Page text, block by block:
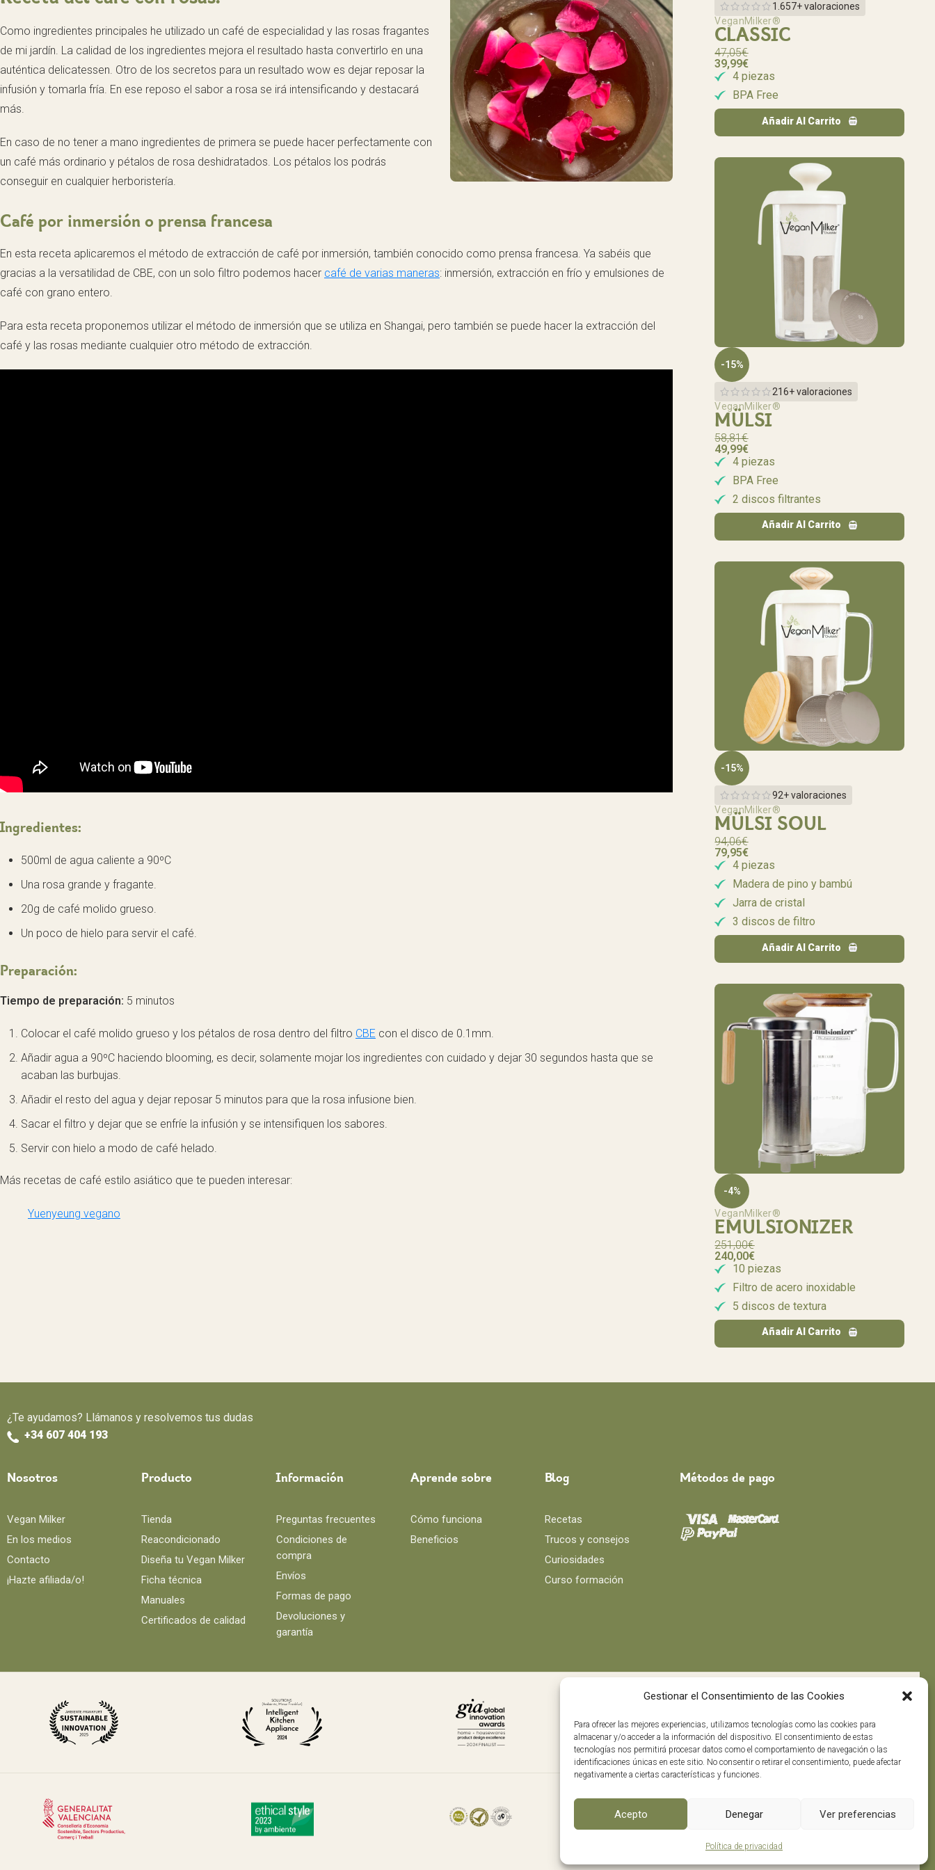
Gestionar el Consentimiento de las Cookies
Para ofrecer las mejores experiencias, utilizamos tecnologías como las cookies para
almacenar y/o acceder a la información del dispositivo. El consentimiento de estas
tecnologías nos permitirá procesar datos como el comportamiento de navegación o las
identificaciones únicas en este sitio. No consentir o retirar el consentimiento, puede afectar
negativamente a ciertas características y funciones.
Acepto Denegar Ver preferencias
Política de privacidad
Como ingredientes principales he utilizado un café de especialidad y las rosas fragantes
de mi jardín. La calidad de los ingredientes mejora el resultado hasta convertirlo en una
auténtica delicatessen. Otro de los secretos para un resultado wow es dejar reposar la
infusión y tomarla fría. En ese reposo el sabor a rosa se irá intensificando y destacará
más.
En caso de no tener a mano ingredientes de primera se puede hacer perfectamente con
un café más ordinario y pétalos de rosa deshidratados. Los pétalos los podrás
conseguir en cualquier herboristería.
Café por inmersión o prensa francesa
En esta receta aplicaremos el método de extracción de café por inmersión, también conocido como prensa francesa. Ya sabéis que
gracias a la versatilidad de CBE, con un solo filtro podemos hacer café de varias maneras: inmersión, extracción en frío y emulsiones de
café con grano entero.
Para esta receta proponemos utilizar el método de inmersión que se utiliza en Shangai, pero también se puede hacer la extracción del
café y las rosas mediante cualquier otro método de extracción.
Ingredientes:
500ml de agua caliente a 90ºC
Una rosa grande y fragante.
20g de café molido grueso.
Un poco de hielo para servir el café.
Preparación:
Tiempo de preparación: 5 minutos
Colocar el café molido grueso y los pétalos de rosa dentro del filtro CBE con el disco de 0.1mm.
Añadir agua a 90ºC haciendo blooming, es decir, solamente mojar los ingredientes con cuidado y dejar 30 segundos hasta que se
acaban las burbujas.
Añadir el resto del agua y dejar reposar 5 minutos para que la rosa infusione bien.
Sacar el filtro y dejar que se enfríe la infusión y se intensifiquen los sabores.
Servir con hielo a modo de café helado.
Más recetas de café estilo asiático que te pueden interesar:
Yuenyeung vegano
1.657+ valoraciones
VeganMilker®
CLASSIC
47,05€
39,99€
4 piezas
BPA Free
Añadir Al Carrito
-15%
216+ valoraciones
VeganMilker®
MÜLSI
58,81€
49,99€
4 piezas
BPA Free
2 discos filtrantes
Añadir Al Carrito
-15%
92+ valoraciones
VeganMilker®
MÜLSI SOUL
94,06€
79,95€
4 piezas
Madera de pino y bambú
Jarra de cristal
3 discos de filtro
Añadir Al Carrito
-4%
VeganMilker®
EMULSIONIZER
251,00€
240,00€
10 piezas
Filtro de acero inoxidable
5 discos de textura
Añadir Al Carrito
¿Te ayudamos? Llámanos y resolvemos tus dudas
+34 607 404 193
Nosotros
Vegan Milker
En los medios
Contacto
¡Hazte afiliada/o!
Producto
Tienda
Reacondicionado
Diseña tu Vegan Milker
Ficha técnica
Manuales
Certificados de calidad
Información
Preguntas frecuentes
Condiciones de
compra
Envíos
Formas de pago
Devoluciones y
garantía
Aprende sobre
Cómo funciona
Beneficios
Blog
Recetas
Trucos y consejos
Curiosidades
Curso formación
Métodos de pago